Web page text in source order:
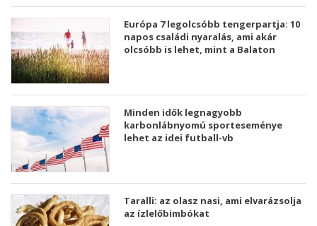
Európa 7 legolcsóbb tengerpartja: 10
napos családi nyaralás, ami akár
olcsóbb is lehet, mint a Balaton
Minden idők legnagyobb
karbonlábnyomú sporteseménye
lehet az idei futball-vb
Taralli: az olasz nasi, ami elvarázsolja
az ízlelőbimbókat